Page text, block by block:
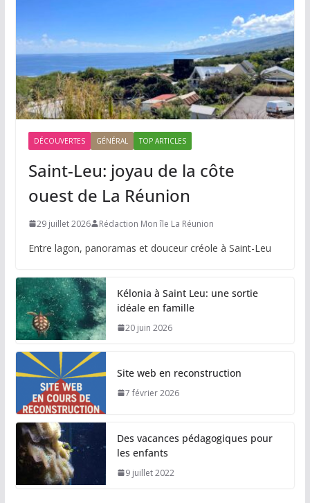
DÉCOUVERTES GÉNÉRAL TOP ARTICLES
Saint-Leu: joyau de la côte
ouest de La Réunion
29 juillet 2026 Rédaction Mon île La Réunion
Entre lagon, panoramas et douceur créole à Saint-Leu
Kélonia à Saint Leu: une sortie
idéale en famille
20 juin 2026
Site web en reconstruction
7 février 2026
Des vacances pédagogiques pour
les enfants
9 juillet 2022